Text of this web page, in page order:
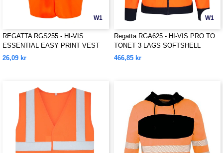
W1
REGATTA RGS255 - HI-VIS
ESSENTIAL EASY PRINT VEST
26,09 kr
W1
Regatta RGA625 - HI-VIS PRO TO
TONET 3 LAGS SOFTSHELL
466,85 kr